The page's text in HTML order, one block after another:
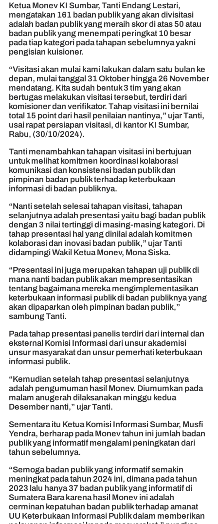
Ketua Monev KI Sumbar, Tanti Endang Lestari,
mengatakan 161 badan publik yang akan divisitasi
adalah badan publik yang meraih skor di atas 50 atau
badan publik yang menempati peringkat 10 besar
pada tiap kategori pada tahapan sebelumnya yakni
pengisian kuisioner.
“Visitasi akan mulai kami lakukan dalam satu bulan ke
depan, mulai tanggal 31 Oktober hingga 26 November
mendatang. Kita sudah bentuk 3 tim yang akan
bertugas melakukan visitasi tersebut, terdiri dari
komisioner dan verifikator. Tahap visitasi ini bernilai
total 15 point dari hasil penilaian nantinya,” ujar Tanti,
usai rapat persiapan visitasi, di kantor KI Sumbar,
Rabu, (30/10/2024).
Tanti menambahkan tahapan visitasi ini bertujuan
untuk melihat komitmen koordinasi kolaborasi
komunikasi dan konsistensi badan publik dan
pimpinan badan publik terhadap keterbukaan
informasi di badan publiknya.
“Nanti setelah selesai tahapan visitasi, tahapan
selanjutnya adalah presentasi yaitu bagi badan publik
dengan 3 nilai tertinggi di masing-masing kategori. Di
tahap presentasi hal yang dinilai adalah komitmen
kolaborasi dan inovasi badan publik,” ujar Tanti
didampingi Wakil Ketua Monev, Mona Siska.
“Presentasi ini juga merupakan tahapan uji publik di
mana nanti badan publik akan mempresentasikan
tentang bagaimana mereka mengimplementasikan
keterbukaan informasi publik di badan publiknya yang
akan dipaparkan oleh pimpinan badan publik,”
sambung Tanti.
Pada tahap presentasi panelis terdiri dari internal dan
eksternal Komisi Informasi dari unsur akademisi
unsur masyarakat dan unsur pemerhati keterbukaan
informasi publik.
“Kemudian setelah tahap presentasi selanjutnya
adalah pengumuman hasil Monev. Diumumkan pada
malam anugerah dilaksanakan minggu kedua
Desember nanti,” ujar Tanti.
Sementara itu Ketua Komisi Informasi Sumbar, Musfi
Yendra, berharap pada Monev tahun ini jumlah badan
publik yang informatif mengalami peningkatan dari
tahun sebelumnya.
“Semoga badan publik yang informatif semakin
meningkat pada tahun 2024 ini, dimana pada tahun
2023 lalu hanya 37 badan publik yang informatif di
Sumatera Bara karena hasil Monev ini adalah
cerminan kepatuhan badan publik terhadap amanat
UU Keterbukaan Informasi Publik dalam memberikan